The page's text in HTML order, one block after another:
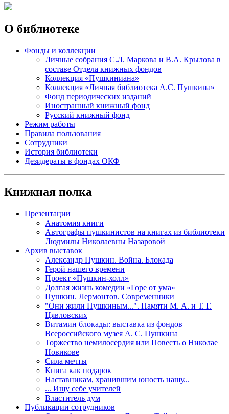
О библиотеке
Фонды и коллекции
Личные собрания С.Л. Маркова и В.А. Крылова в
составе Отдела книжных фондов
Коллекция «Пушкиниана»
Коллекция «Личная библиотека А.С. Пушкина»
Фонд периодических изданий
Иностранный книжный фонд
Русский книжный фонд
Режим работы
Правила пользования
Сотрудники
История библиотеки
Дезидераты в фондах ОКФ
Книжная полка
Презентации
Анатомия книги
Автографы пушкинистов на книгах из библиотеки
Людмилы Николаевны Назаровой
Архив выставок
Александр Пушкин. Война. Блокада
Герой нашего времени
Проект «Пушкин-холл»
Долгая жизнь комедии «Горе от ума»
Пушкин. Лермонтов. Современники
"Они жили Пушкиным...". Памяти М. А. и Т. Г.
Цявловских
Витамин блокады: выставка из фондов
Всероссийского музея А. С. Пушкина
Торжество немилосердия или Повесть о Николае
Новикове
Сила мечты
Книга как подарок
Наставникам, хранившим юность нашу...
... Ищу себе учителей
Властитель дум
Публикации сотрудников